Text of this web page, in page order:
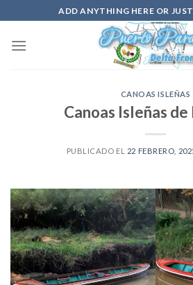
al
contenido
ADD ANYTHING HERE OR
CANOAS ISLEÑAS
Canoas Isleñas
PUBLICADO EL 22 FEBRERO,